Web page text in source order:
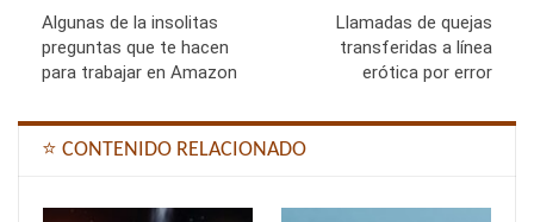
Algunas de la insolitas
preguntas que te hacen
para trabajar en Amazon
Llamadas de quejas
transferidas a línea
erótica por error
⭐ CONTENIDO RELACIONADO